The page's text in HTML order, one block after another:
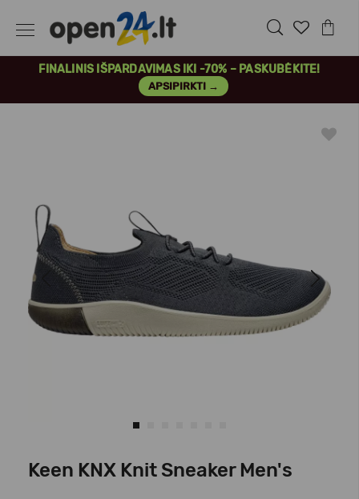
FINALINIS IŠPARDAVIMAS IKI -70% – PASKUBĖKITE!
APSIPIRKTI →
Previous Next
Keen KNX Knit Sneaker Men's